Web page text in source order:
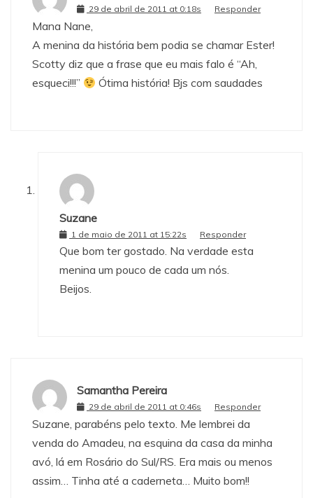
29 de abril de 2011 at 0:18s Responder
Mana Nane,
A menina da história bem podia se chamar Ester!
Scotty diz que a frase que eu mais falo é “Ah,
esqueci!!!”
Ótima história! Bjs com saudades
Suzane
1 de maio de 2011 at 15:22s Responder
Que bom ter gostado. Na verdade esta
menina um pouco de cada um nós.
Beijos.
Samantha Pereira
29 de abril de 2011 at 0:46s Responder
Suzane, parabéns pelo texto. Me lembrei da
venda do Amadeu, na esquina da casa da minha
avó, lá em Rosário do Sul/RS. Era mais ou menos
assim… Tinha até a caderneta… Muito bom!!